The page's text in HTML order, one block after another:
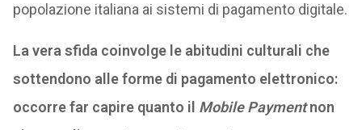
popolazione italiana ai sistemi di pagamento digitale.
La vera sfida coinvolge le abitudini culturali che
sottendono alle forme di pagamento elettronico:
occorre far capire quanto il Mobile Paymentnon